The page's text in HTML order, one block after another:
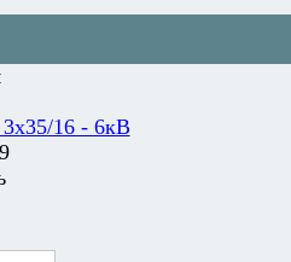
16 - 6кВ